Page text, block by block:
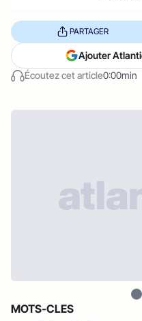
Écoutez cet article0:00min
PARTAGER
Ajouter
MOTS-CLES